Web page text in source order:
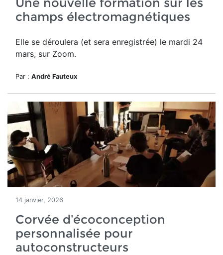
champs électromagnétiques
Elle se déroulera (et sera enregistrée) le mardi 24
mars, sur Zoom.
Par : André Fauteux
14 janvier, 2026
Corvée d’écoconception
personnalisée pour
autoconstructeurs